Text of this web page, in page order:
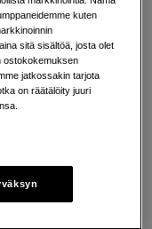
kuten
sitä sisältöä, josta olet
ostokokemuksen
jatkossakin tarjota
on räätälöity juuri